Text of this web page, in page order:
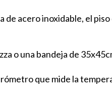
de acero inoxidable, el
o una bandeja de
que mide la